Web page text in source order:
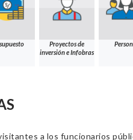
Proyectos de
inversión e Infobras
a los funcionarios